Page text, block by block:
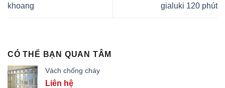
khoang
gialuki 120 phút
CÓ THỂ BẠN QUAN TÂM
Vách chống cháy
Liên hệ